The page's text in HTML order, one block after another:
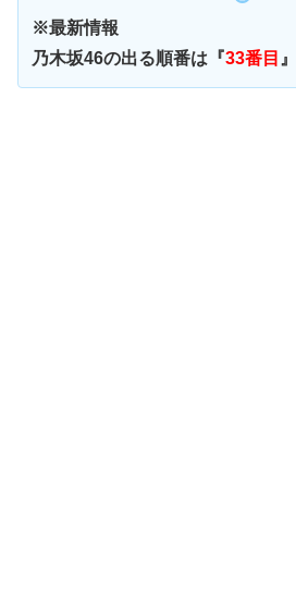
※最新情報
乃木坂46の出る順番は『33番目